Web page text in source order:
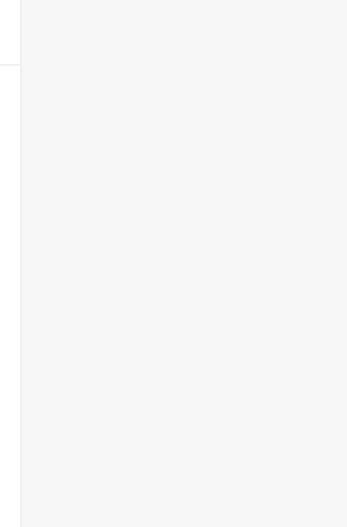
для класса
- CIR, Kbits/sec. n - номер